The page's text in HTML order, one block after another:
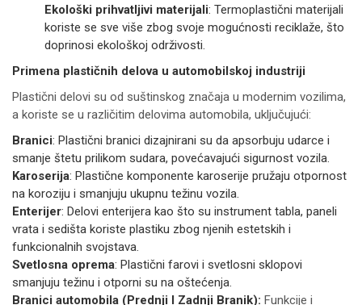
Ekološki prihvatljivi materijali: Termoplastični materijali
koriste se sve više zbog svoje mogućnosti reciklaže, što
doprinosi ekološkoj održivosti.
Primena plastičnih delova u automobilskoj industriji
Plastični delovi su od suštinskog značaja u modernim vozilima,
a koriste se u različitim delovima automobila, uključujući:
Branici: Plastični branici dizajnirani su da apsorbuju udarce i
smanje štetu prilikom sudara, povećavajući sigurnost vozila.
Karoserija: Plastične komponente karoserije pružaju otpornost
na koroziju i smanjuju ukupnu težinu vozila.
Enterijer: Delovi enterijera kao što su instrument tabla, paneli
vrata i sedišta koriste plastiku zbog njenih estetskih i
funkcionalnih svojstava.
Svetlosna oprema: Plastični farovi i svetlosni sklopovi
smanjuju težinu i otporni su na oštećenja.
Branici automobila (Prednji I Zadnji Branik): Funkcije i